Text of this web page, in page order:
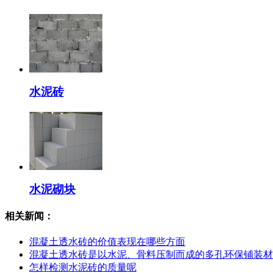
水泥砖
水泥砌块
相关新闻：
混凝土透水砖的价值表现在哪些方面
混凝土透水砖是以水泥、骨料压制而成的多孔环保铺装
怎样检测水泥砖的质量呢